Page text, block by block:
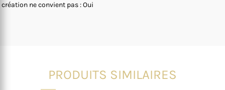
création ne convient pas : Oui
PRODUITS SIMILAIRES